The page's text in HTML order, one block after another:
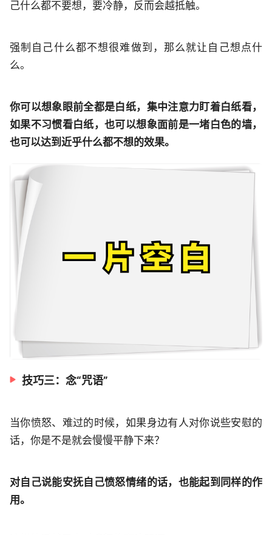
己什么都不要想，要冷静，反而会越抵触。
强制自己什么都不想很难做到，那么就让自己想点什
么。
你可以想象眼前全都是白纸，集中注意力盯着白纸看，
如果不习惯看白纸，也可以想象面前是一堵白色的墙，
也可以达到近乎什么都不想的效果。
技巧三：念“咒语”
当你愤怒、难过的时候，如果身边有人对你说些安慰的
话，你是不是就会慢慢平静下来？
对自己说能安抚自己愤怒情绪的话，也能起到同样的作
用。